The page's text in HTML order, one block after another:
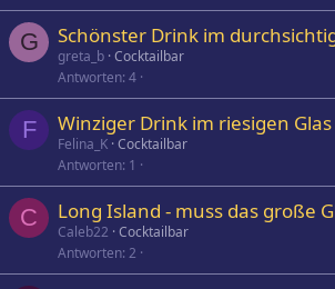
G Schönster Drink im
greta_b Cocktailbar
Antworten 4
F Winziger Drink im riesigen Glas
Felina_K Cocktailbar
Antworten 1
C Long Island - muss das große
Caleb22 Cocktailbar
Antworten 2